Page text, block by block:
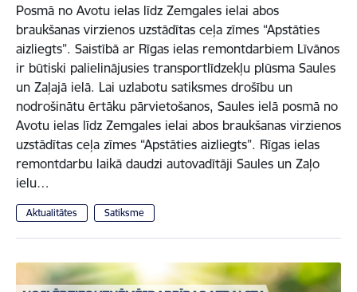
Posmā no Avotu ielas līdz Zemgales ielai abos
braukšanas virzienos uzstādītas ceļa zīmes “Apstāties
aizliegts”. Saistībā ar Rīgas ielas remontdarbiem Līvānos
ir būtiski palielinājusies transportlīdzekļu plūsma Saules
un Zaļajā ielā. Lai uzlabotu satiksmes drošību un
nodrošinātu ērtāku pārvietošanos, Saules ielā posmā no
Avotu ielas līdz Zemgales ielai abos braukšanas virzienos
uzstādītas ceļa zīmes “Apstāties aizliegts”. Rīgas ielas
remontdarbu laikā daudzi autovadītāji Saules un Zaļo
ielu…
Aktualitātes Satiksme